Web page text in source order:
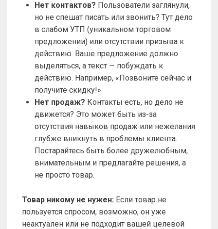
Нет контактов? Пользователи заглянули,
но не спешат писать или звонить? Тут дело
в слабом УТП (уникальном торговом
предложении) или отсутствии призыва к
действию. Ваше предложение должно
выделяться, а текст — побуждать к
действию. Например, «Позвоните сейчас и
получите скидку!»
Нет продаж? Контакты есть, но дело не
движется? Это может быть из-за
отсутствия навыков продаж или нежелания
глубже вникнуть в проблемы клиента.
Постарайтесь быть более дружелюбным,
внимательным и предлагайте решения, а
не просто товар.
Товар никому не нужен: Если товар не
пользуется спросом, возможно, он уже
неактуален или не подходит вашей целевой